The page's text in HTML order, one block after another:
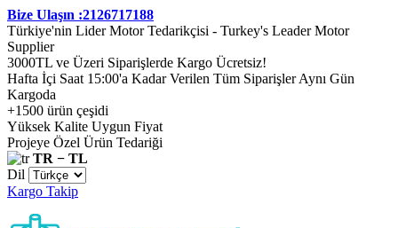
Bize Ulaşın :2126717188
Türkiye'nin Lider Motor Tedarikçisi - Turkey's Leader Motor
Supplier
3000TL ve Üzeri Siparişlerde Kargo Ücretsiz!
Hafta İçi Saat 15:00'a Kadar Verilen Tüm Siparişler Aynı Gün
Kargoda
+1500 ürün çeşidi
Yüksek Kalite Uygun Fiyat
Projeye Özel Ürün Tedariği
TR − TL
Dil
Kargo Takip